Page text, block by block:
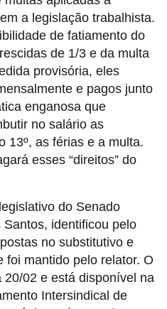
a legislação trabalhista.
de fatiamento do
de 1/3 e da multa
provisória, eles
e pagos junto
enganosa que
no salário as
13º, as férias e a multa.
esses “direitos” do
do Senado
identificou pelo
no substitutivo e
foi mantido pelo relator. O
02 e está disponível na
Intersindical de